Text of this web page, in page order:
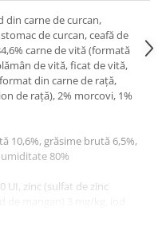
din carne de curcan,
de curcan, ceafă de
carne de vită (formată
de vită, ficat de vită,
din carne de rață,
de rață), 2% morcovi, 1%
10,6%, grăsime brută 6,5%,
80%
UI, zinc (sulfat de zinc
1500 mg/kg